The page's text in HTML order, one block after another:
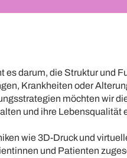
darum, die Struktur und
Krankheiten oder
möchten wir
und ihre Lebensqualität
wie 3D-Druck und
und Patienten